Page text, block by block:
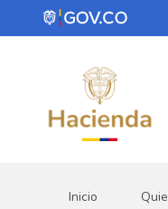
Saltar al contenido principal
Inicio